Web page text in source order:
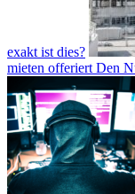
exakt ist dies?
mieten offeriert Den